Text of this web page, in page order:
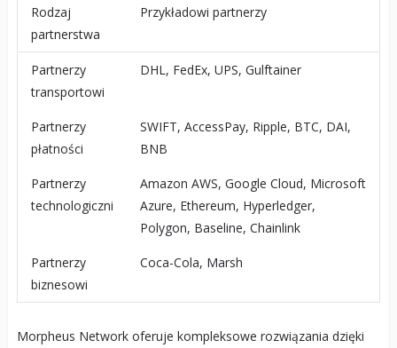
Rodzaj
partnerstwa
Przykładowi partnerzy
Partnerzy
transportowi
DHL, FedEx, UPS, Gulftainer
Partnerzy
płatności
SWIFT, AccessPay, Ripple, BTC, DAI,
BNB
Partnerzy
technologiczni
Amazon AWS, Google Cloud, Microsoft
Azure, Ethereum, Hyperledger,
Polygon, Baseline, Chainlink
Partnerzy
biznesowi
Coca-Cola, Marsh
Morpheus Network oferuje kompleksowe rozwiązania dzięki